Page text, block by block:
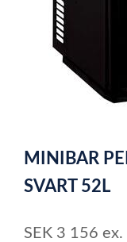
of
1
MINIBAR
SVART 52L
SEK 3 156 ex.